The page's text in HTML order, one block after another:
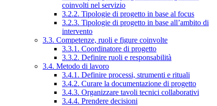
coinvolti nel servizio
3.2.2. Tipologie di progetto in base al focus
3.2.3. Tipologie di progetto in base all’ambito di
intervento
3.3. Competenze, ruoli e figure coinvolte
3.3.1. Coordinatore di progetto
3.3.2. Definire ruoli e responsabilità
3.4. Metodo di lavoro
3.4.1. Definire processi, strumenti e rituali
3.4.2. Curare la documentazione di progetto
3.4.3. Organizzare tavoli tecnici collaborativi
3.4.4. Prendere decisioni